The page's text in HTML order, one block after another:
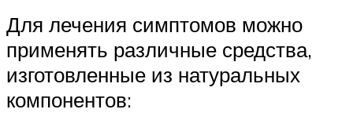
Для лечения симптомов можно
применять различные средства,
изготовленные из натуральных
компонентов: